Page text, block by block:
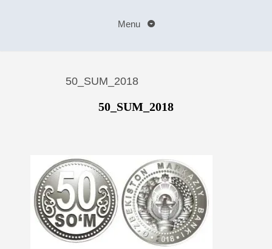
Menu
50_SUM_2018
50_SUM_2018